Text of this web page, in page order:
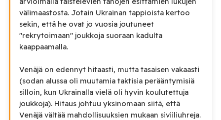
välimaastosta. Jotain Ukrainan tappioista kertoo
sekin, että he ovat jo vuosia joutuneet
"rekrytoimaan" joukkoja suoraan kadulta
kaappaamalla.
Venäjä on edennyt hitaasti, mutta tasaisen vakaasti
(sodan alussa oli muutamia taktisia perääntymisiä
silloin, kun Ukrainalla vielä oli hyvin koulutettuja
joukkoja). Hitaus johtuu yksinomaan siitä, että
Venäjä vältää mahdollisuuksien mukaan siviiliuhreja.